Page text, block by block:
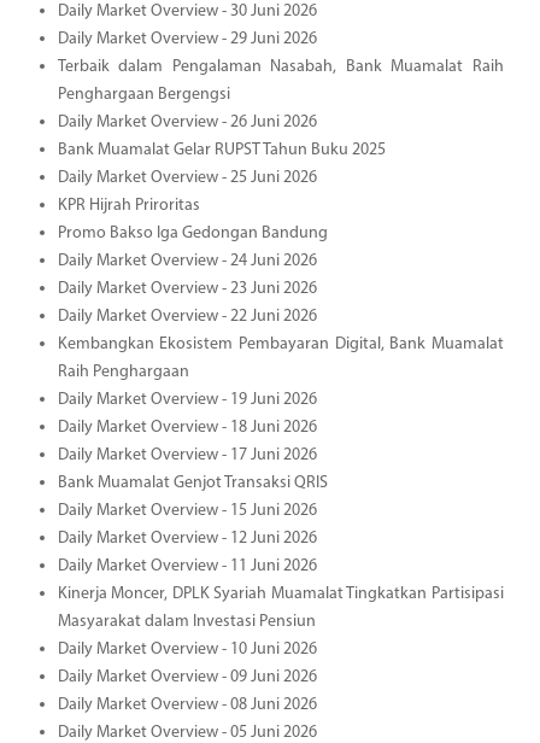
Daily Market Overview - 30 Juni 2026
Daily Market Overview - 29 Juni 2026
Terbaik dalam Pengalaman Nasabah, Bank Muamalat Raih
Penghargaan Bergengsi
Daily Market Overview - 26 Juni 2026
Bank Muamalat Gelar RUPST Tahun Buku 2025
Daily Market Overview - 25 Juni 2026
KPR Hijrah Priroritas
Promo Bakso Iga Gedongan Bandung
Daily Market Overview - 24 Juni 2026
Daily Market Overview - 23 Juni 2026
Daily Market Overview - 22 Juni 2026
Kembangkan Ekosistem Pembayaran Digital, Bank Muamalat
Raih Penghargaan
Daily Market Overview - 19 Juni 2026
Daily Market Overview - 18 Juni 2026
Daily Market Overview - 17 Juni 2026
Bank Muamalat Genjot Transaksi QRIS
Daily Market Overview - 15 Juni 2026
Daily Market Overview - 12 Juni 2026
Daily Market Overview - 11 Juni 2026
Kinerja Moncer, DPLK Syariah Muamalat Tingkatkan Partisipasi
Masyarakat dalam Investasi Pensiun
Daily Market Overview - 10 Juni 2026
Daily Market Overview - 09 Juni 2026
Daily Market Overview - 08 Juni 2026
Daily Market Overview - 05 Juni 2026